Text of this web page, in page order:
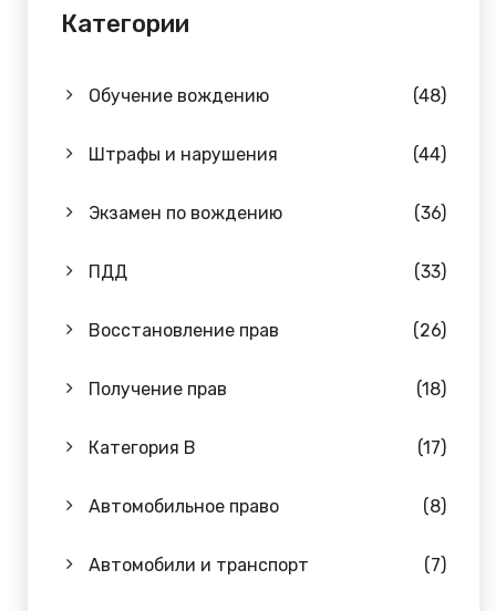
Категории
Обучение вождению (48)
Штрафы и нарушения (44)
Экзамен по вождению (36)
ПДД (33)
Восстановление прав (26)
Получение прав (18)
Категория B (17)
Автомобильное право (8)
Автомобили и транспорт (7)